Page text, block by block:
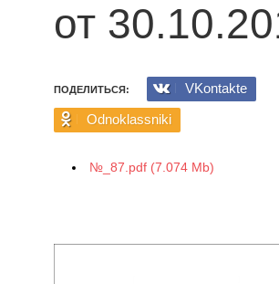
от
ПОДЕЛИТЬСЯ:
VKontakte
Odnoklassniki
№_87.pdf (7.074 Mb)